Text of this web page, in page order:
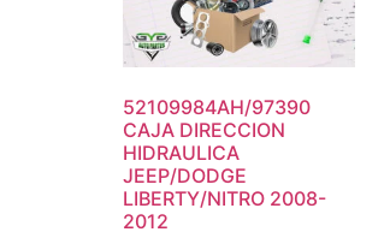
52109984AH/97390
CAJA DIRECCION
HIDRAULICA
JEEP/DODGE
LIBERTY/NITRO 2008-
2012